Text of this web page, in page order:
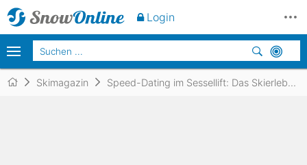
Skimagazin Speed-Dating im Sessellift: Das Skierlebnis für Singles
Login